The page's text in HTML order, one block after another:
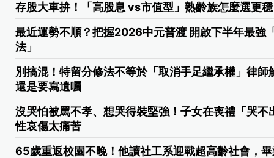
存股大車拚！「高股息 vs市值型」熟齡族怎麼選更
最近運勢不順？把握2026中元普渡 開啟下半年最強
法」
別搞混！特留分修法不等於「取消手足繼承權」律師
還是要寫遺囑
沒哭怕被罵不孝、想哭得裝堅強！子女在喪禮「哭不
性哀傷太痛苦
65歲重返校園不晚！他讀社工系迎戰超高齡社會，